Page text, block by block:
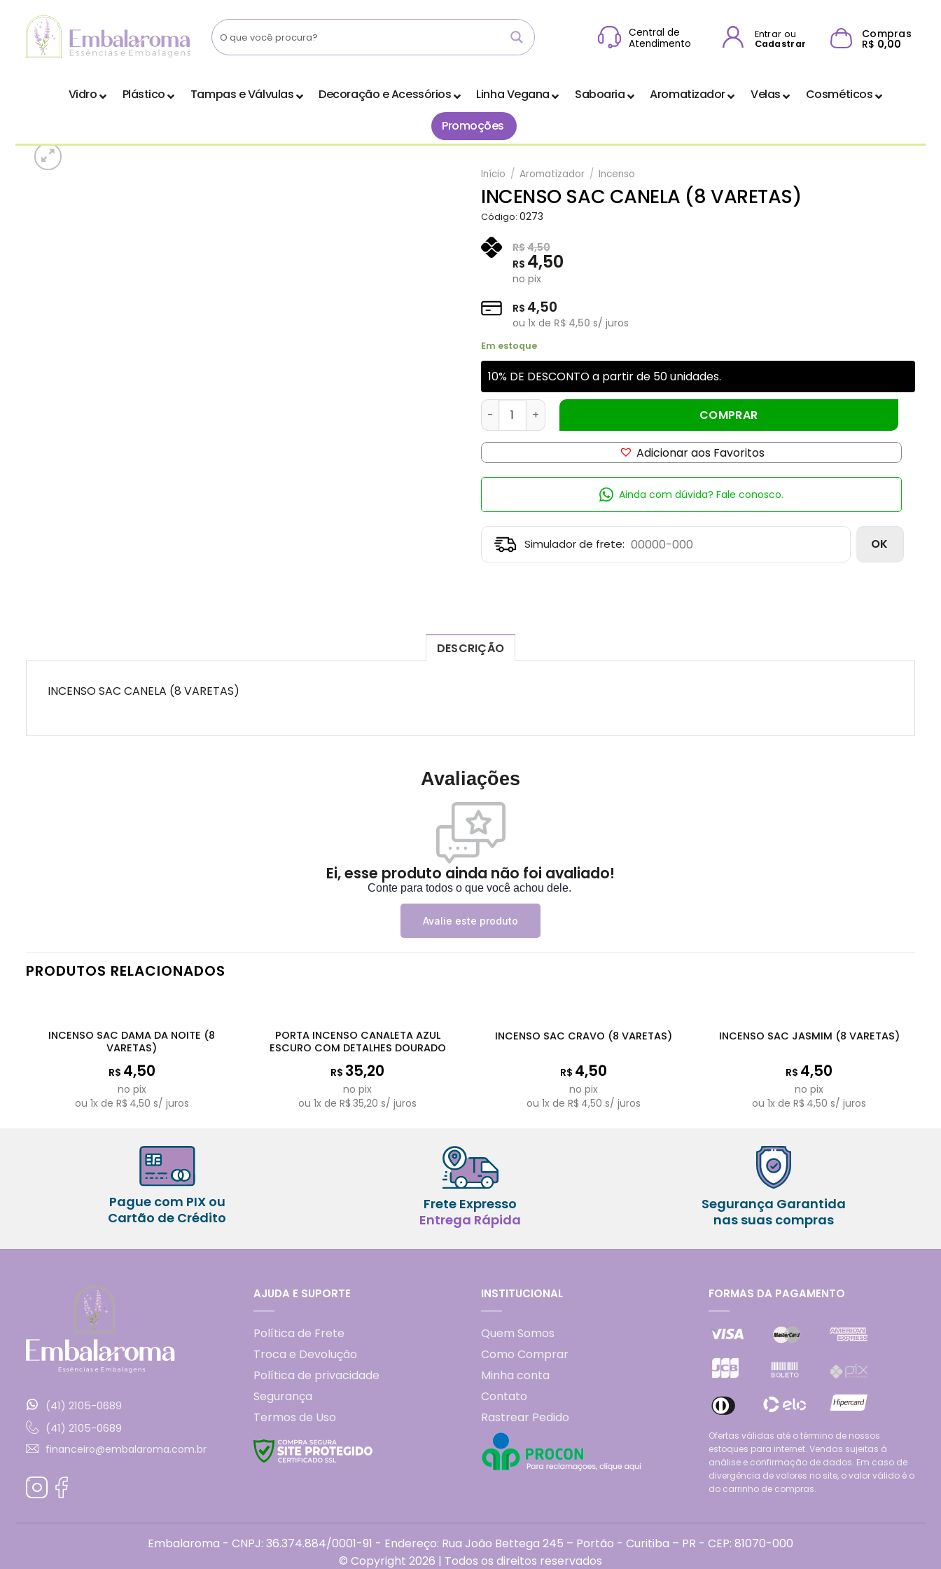
content
Central de
Atendimento
Entrar ou
Cadastrar
Compras
R$ 0,00
Vidro Plástico Tampas e Válvulas Decoração e Acessórios Linha Vegana Saboaria Aromatizador Velas
Cosméticos
Promoções
Início / Aromatizador / Incenso
INCENSO SAC CANELA (8 VARETAS)
Código: 0273
R$4,50
R$ 4,50
no pix
R$ 4,50
ou 1x de R$ 4,50 s/ juros
Em estoque
10% DE DESCONTO a partir de 50 unidades.
INCENSO SAC CANELA (8 VARETAS) quantidadeCOMPRAR
Adicionar aos Favoritos
Ainda com dúvida? Fale conosco.
Simulador de frete: OK
DESCRIÇÃO
INCENSO SAC CANELA (8 VARETAS)
Avaliações
Ei, esse produto ainda não foi avaliado!
Conte para todos o que você achou dele.
Avalie este produto
PRODUTOS RELACIONADOS
INCENSO SAC DAMA DA NOITE (8
VARETAS)
R$ 4,50
no pix
ou 1x de R$ 4,50 s/ juros
PORTA INCENSO CANALETA AZUL
ESCURO COM DETALHES DOURADO
R$ 35,20
no pix
ou1x deR$ 35,20 s/ juros
INCENSO SAC CRAVO (8 VARETAS)
R$ 4,50
no pix
ou 1x de R$ 4,50 s/ juros
INCENSO SAC JASMIM (8 VARETAS)
R$ 4,50
no pix
ou1x deR$ 4,50 s/ juros
Pague com PIX ou
Cartão de Crédito
Frete Expresso
Entrega Rápida
Segurança Garantida
nas suas compras
(41) 2105-0689
(41) 2105-0689
financeiro@embalaroma.com.br
AJUDA E SUPORTE
Política de Frete
Troca e Devolução
Política de privacidade
Segurança
Termos de Uso
INSTITUCIONAL
Quem Somos
Como Comprar
Minha conta
Contato
Rastrear Pedido
FORMAS DA PAGAMENTO
Ofertas válidas até o término de nossos
estoques para internet. Vendas sujeitas à
análise e confirmação de dados. Em caso de
divergência de valores no site, o valor válido é o
do carrinho de compras.
Embalaroma - CNPJ: 36.374.884/0001-91 - Endereço: Rua João Bettega 245 – Portão - Curitiba – PR - CEP: 81070-000
© Copyright 2026 | Todos os direitos reservados